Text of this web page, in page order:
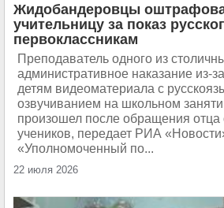
Жидобандеровцы
учительницу за показ
первоклассникам
Преподаватель одного из
административное наказание из-
детям видеоматериала с
озвучиванием на школьном
произошел после обращения отца
учеников, передает РИА
«Уполномоченный по...
22 июля 2026